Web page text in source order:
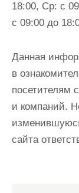
18:00, Ср: с
с 09:00 до
Данная
в
посетителям
и компаний.
сайта